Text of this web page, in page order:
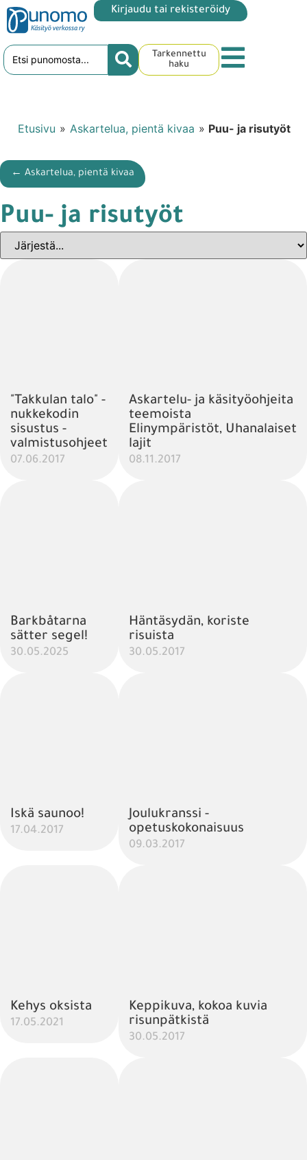
Kirjaudu tai rekisteröidy
Tarkennettu
haku
Etusivu » Askartelua, pientä kivaa » Puu- ja risutyöt
← Askartelua, pientä kivaa
Puu- ja risutyöt
"Takkulan talo" -
nukkekodin
sisustus -
valmistusohjeet
07.06.2017
Askartelu- ja käsityöohjeita
teemoista
Elinympäristöt, Uhanalaiset
lajit
08.11.2017
Barkbåtarna
sätter segel!
30.05.2025
Häntäsydän, koriste
risuista
30.05.2017
Iskä saunoo!
17.04.2017
Joulukranssi -
opetuskokonaisuus
09.03.2017
Kehys oksista
17.05.2021
Keppikuva, kokoa kuvia
risunpätkistä
30.05.2017